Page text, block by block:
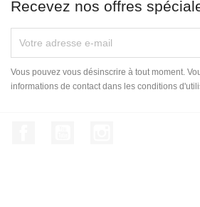
Recevez nos offres
Vous pouvez vous désinscrire à tout moment.
informations de contact dans les conditions